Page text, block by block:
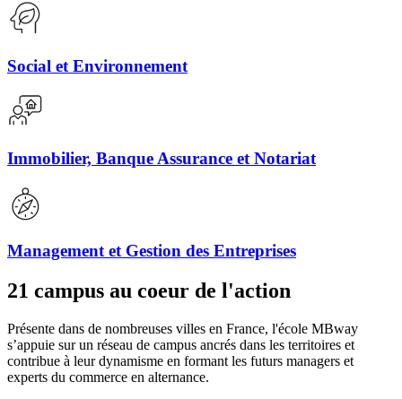
Social et Environnement
Immobilier, Banque Assurance et Notariat
Management et Gestion des Entreprises
21 campus au coeur de l'action
Présente dans de nombreuses villes en France, l'école MBway
s’appuie sur un réseau de campus ancrés dans les territoires et
contribue à leur dynamisme en formant les futurs managers et
experts du commerce en alternance.